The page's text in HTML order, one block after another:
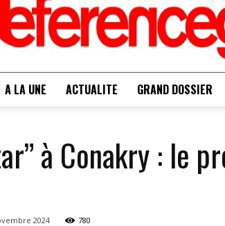
A LA UNE ACTUALITE GRAND DOSSIER
à Conakry : le
2024 780